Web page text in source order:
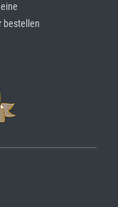
bestellen